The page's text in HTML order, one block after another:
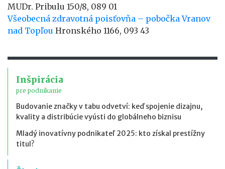
MUDr. Pribulu 150/8, 089 01
Všeobecná zdravotná poisťovňa – pobočka Vranov
nad Topľou Hronského 1166, 093 43
Inšpirácia
pre podnikanie
Budovanie značky v tabu odvetví: keď spojenie dizajnu,
kvality a distribúcie vyústi do globálneho biznisu
Mladý inovatívny podnikateľ 2025: kto získal prestížny
titul?